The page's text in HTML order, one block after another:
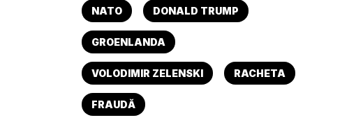
NATO DONALD TRUMP
GROENLANDA
VOLODIMIR ZELENSKI RACHETA
FRAUDĂ